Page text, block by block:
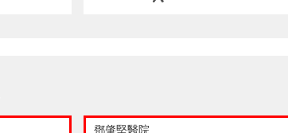
鄧肇堅醫院